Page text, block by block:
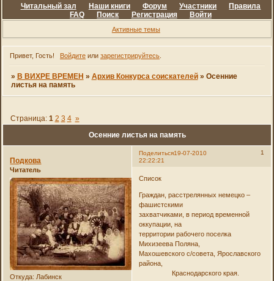
Читальный зал Наши книги Форум Участники
Правила
FAQ
Поиск Регистрация Войти
Активные темы
Привет, Гость! Войдитеили зарегистрируйтесь.
» В ВИХРЕ ВРЕМЕН » Архив Конкурса соискателей » Осенние
листья на память
Осенние листья на память
Страница: 1 2 3 4 »
Поделиться 1
19-07-2010
22:22:21
Подкова
Читатель
Откуда: Лабинск
Список
Граждан, расстрелянных немецко –
фашистскими
захватчиками, в период временной
оккупации, на
территории рабочего поселка
Михизеева Поляна,
Махошевского с/совета, Ярославского
района,
Краснодарского края.